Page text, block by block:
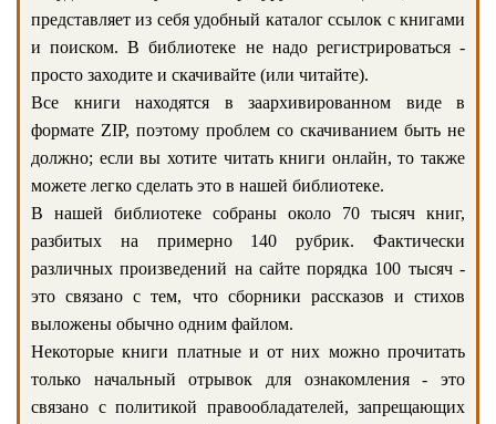
представляет из себя удобный каталог ссылок с книгами
и поиском. В библиотеке не надо регистрироваться -
просто заходите и скачивайте (или читайте).
Все книги находятся в заархивированном виде в
формате ZIP, поэтому проблем со скачиванием быть не
должно; если вы хотите читать книги онлайн, то также
можете легко сделать это в нашей библиотеке.
В нашей библиотеке собраны около 70 тысяч книг,
разбитых на примерно 140 рубрик. Фактически
различных произведений на сайте порядка 100 тысяч -
это связано с тем, что сборники рассказов и стихов
выложены обычно одним файлом.
Некоторые книги платные и от них можно прочитать
только начальный отрывок для ознакомления - это
связано с политикой правообладателей, запрещающих